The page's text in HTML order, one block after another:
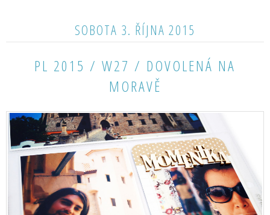
SOBOTA 3. ŘÍJNA 2015
PL 2015 / W27 / DOVOLENÁ NA
MORAVĚ